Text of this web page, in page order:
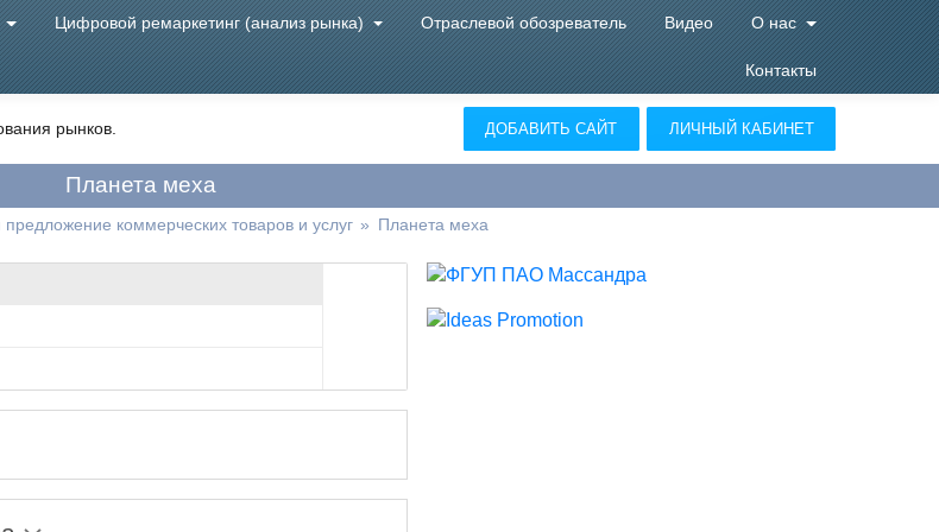
Цифровой ремаркетинг (анализ рынка) Отраслевой обозреватель Видео О нас
Контакты
рынков. ДОБАВИТЬ САЙТ ЛИЧНЫЙ КАБИНЕТ
Планета меха
предложение коммерческих товаров и услуг » Планета меха